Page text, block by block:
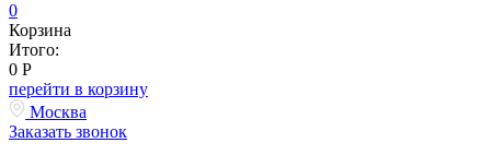
0
Корзина
Итого:
0 Р
перейти в корзину
Москва
Заказать звонок